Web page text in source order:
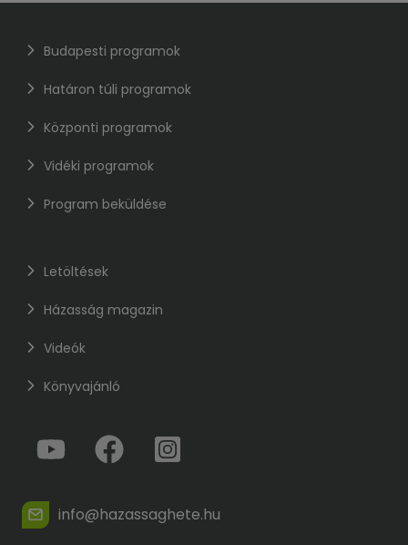
Budapesti programok
Határon túli programok
Központi programok
Vidéki programok
Program beküldése
Letöltések
Házasság magazin
Videók
Könyvajánló
info@hazassaghete.hu